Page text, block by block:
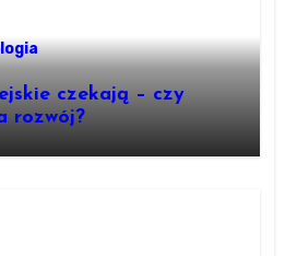
czekają – czy
rozwój?